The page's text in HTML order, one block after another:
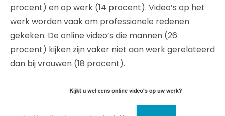
procent) en op werk (14 procent). Video’s op het
werk worden vaak om professionele redenen
gekeken. De online video’s die mannen (26
procent) kijken zijn vaker niet aan werk gerelateerd
dan bij vrouwen (18 procent).